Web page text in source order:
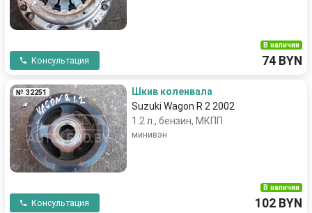
Консультация
В наличии
74 BYN
№ 32251
Шкив коленвала
Suzuki Wagon R 2 2002
1.2 л., бензин, МКПП
минивэн
Консультация
В наличии
102 BYN